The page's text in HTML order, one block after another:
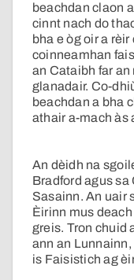
beachdan claon
cinnt nach do
bha e òg oir a
coinneamhan
an Cataibh far
glanadair. Co-
beachdan a bha
athair a-mach às
An dèidh na
Bradford agus
Sasainn. An uair
Èirinn mus deach
greis. Tron chuid
ann an
is Faisistich ag